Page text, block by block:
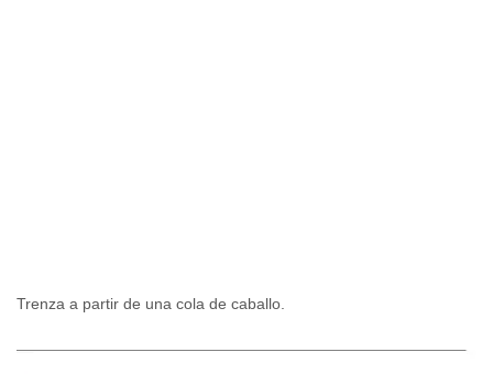
Trenza a partir de una cola de caballo.